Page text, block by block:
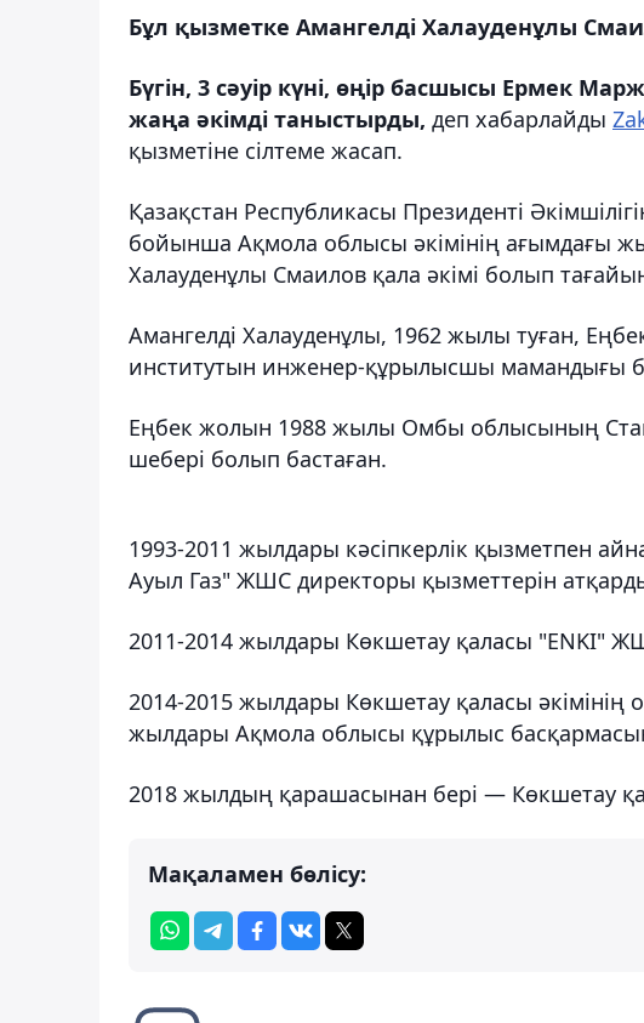
Бұл қызметке Амангелдi Халауденұлы
Бүгiн, 3 сәуір күні, өңiр басшысы Ермек
жаңа әкiмдi таныстырды, деп хабарлайды
қызметіне сілтеме жасап.
Қазақстан Республикасы Президентi
бойынша Ақмола облысы әкiмiнiң ағымдағы
Халауденұлы Смаилов қала әкiмi болып
Амангелдi Халауденұлы, 1962 жылы туған,
институтын инженер-құрылысшы мамандығы
Еңбек жолын 1988 жылы Омбы облысының
шеберi болып бастаған.
1993-2011 жылдары кәсiпкерлiк қызметпен
Ауыл Газ" ЖШС директоры қызметтерiн
2011-2014 жылдары Көкшетау қаласы "ENKI"
2014-2015 жылдары Көкшетау қаласы әкiмiнiң
жылдары Ақмола облысы құрылыс
2018 жылдың қарашасынан берi — Көкшетау
Мақаламен бөлісу: